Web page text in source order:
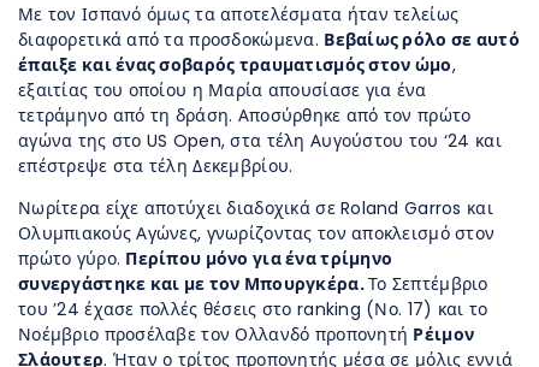
Με τον Ισπανό όμως τα αποτελέσματα ήταν τελείως
διαφορετικά από τα προσδοκώμενα. Βεβαίως ρόλο σε αυτό
έπαιξε και ένας σοβαρός τραυματισμός στον ώμο,
εξαιτίας του οποίου η Μαρία απουσίασε για ένα
τετράμηνο από τη δράση. Αποσύρθηκε από τον πρώτο
αγώνα της στο US Open, στα τέλη Αυγούστου του ‘24 και
επέστρεψε στα τέλη Δεκεμβρίου.
Νωρίτερα είχε αποτύχει διαδοχικά σε Roland Garros και
Ολυμπιακούς Αγώνες, γνωρίζοντας τον αποκλεισμό στον
πρώτο γύρο. Περίπου μόνο για ένα τρίμηνο
συνεργάστηκε και με τον Μπουργκέρα.Το Σεπτέμβριο
του ’24 έχασε πολλές θέσεις στο ranking (Νο. 17) και το
Νοέμβριο προσέλαβε τον Ολλανδό προπονητή Ρέιμον
Σλάουτερ. Ήταν ο τρίτος προπονητής μέσα σε μόλις εννιά